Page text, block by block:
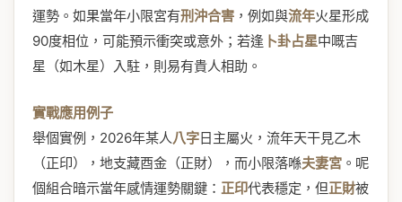
運勢。如果當年小限宮有刑沖合害 ，例如與流年火星形成
90度相位，可能預示衝突或意外；若逢 卜卦占星中嘅吉
星（如木星）入駐，則易有貴人相助。
實戰應用例子
舉個實例，2026年某人八字日主屬火，流年天干見乙木
（正印），地支藏酉金（正財），而小限落喺夫妻宮 。呢
個組合暗示當年感情運勢關鍵： 正印代表穩定，但正財被